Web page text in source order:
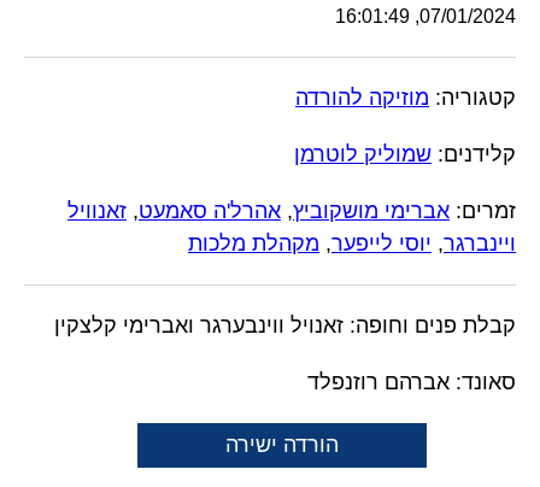
07/01/2024, 16:01:49
קטגוריה: מוזיקה להורדה
קלידנים: שמוליק לוטרמן
זמרים: אברימי מושקוביץ, אהרל'ה סאמעט, זאנוויל
ויינברגר, יוסי לייפער, מקהלת מלכות
קבלת פנים וחופה: זאנויל ווינבערגר ואברימי קלצקין
סאונד: אברהם רוזנפלד
הורדה ישירה